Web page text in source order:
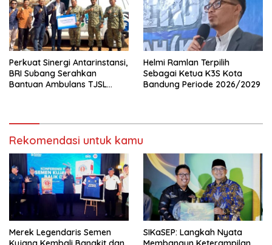
Perkuat Sinergi Antarinstansi,
BRI Subang Serahkan
Bantuan Ambulans TJSL
Helmi Ramlan Terpilih
Sebagai Ketua K3S Kota
Bandung Periode 2026/2029
Rekomendasi untuk kamu
Merek Legendaris Semen
SIKaSEP: Langkah Nyata